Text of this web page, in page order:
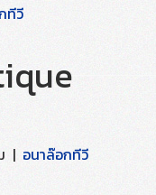
ทีวี
| อนาล๊อกทีวี